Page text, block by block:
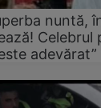
nuntă,
Celebrul
adevărat”